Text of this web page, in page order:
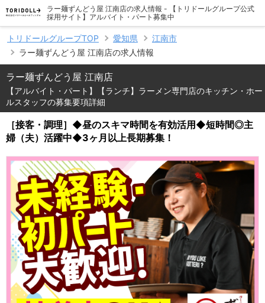
ラー麺ずんどう屋 江南店の求人情報 - 【トリドールグループ公式
採用サイト】アルバイト・パート募集中
トリドールグループTOP 愛知県
江南市
ラー麺ずんどう屋 江南店の求人情報
ラー麺ずんどう屋 江南店
【アルバイト・パート】【ランチ】ラーメン専門店のキッチン・ホー
ルスタッフの募集要項詳細
［接客・調理］◆昼のスキマ時間を有効活用◆短時間◎主
婦（夫）活躍中◆3ヶ月以上長期募集！